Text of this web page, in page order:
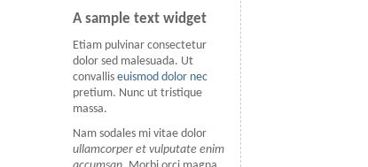
A sample text widget
Etiam pulvinar consectetur
dolor sed malesuada. Ut
convallis euismod dolor nec
pretium. Nunc ut tristique
massa.
Nam sodales mi vitae dolor
ullamcorper et vulputate enim